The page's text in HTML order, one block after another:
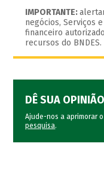
IMPORTANTE:
negócios, Serviços
financeiro
recursos do BNDES.
DÊ SUA OPINIÃO
Ajude-nos a aprimorar
pesquisa.